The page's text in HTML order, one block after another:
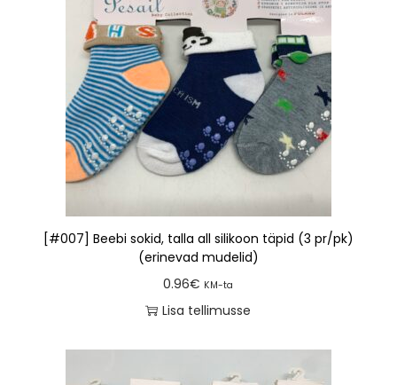
[#007] Beebi sokid, talla all silikoon täpid (3 pr/pk)
(erinevad mudelid)
0.96€ KM-ta
Lisa tellimusse